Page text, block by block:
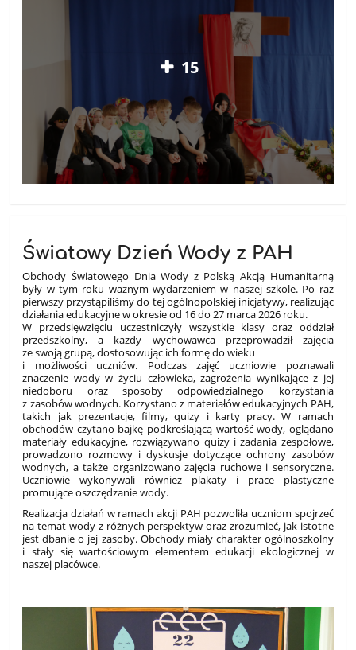
15
Światowy Dzień Wody z PAH
Obchody Światowego Dnia Wody z Polską Akcją Humanitarną
były w tym roku ważnym wydarzeniem w naszej szkole. Po raz
pierwszy przystąpiliśmy do tej ogólnopolskiej inicjatywy, realizując
działania edukacyjne w okresie od 16 do 27 marca 2026 roku.
W przedsięwzięciu uczestniczyły wszystkie klasy oraz oddział
przedszkolny, a każdy wychowawca przeprowadził zajęcia
ze swoją grupą, dostosowując ich formę do wieku
i możliwości uczniów. Podczas zajęć uczniowie poznawali
znaczenie wody w życiu człowieka, zagrożenia wynikające z jej
niedoboru oraz sposoby odpowiedzialnego korzystania
z zasobów wodnych. Korzystano z materiałów edukacyjnych PAH,
takich jak prezentacje, filmy, quizy i karty pracy. W ramach
obchodów czytano bajkę podkreślającą wartość wody, oglądano
materiały edukacyjne, rozwiązywano quizy i zadania zespołowe,
prowadzono rozmowy i dyskusje dotyczące ochrony zasobów
wodnych, a także organizowano zajęcia ruchowe i sensoryczne.
Uczniowie wykonywali również plakaty i prace plastyczne
promujące oszczędzanie wody.
Realizacja działań w ramach akcji PAH pozwoliła uczniom spojrzeć
na temat wody z różnych perspektyw oraz zrozumieć, jak istotne
jest dbanie o jej zasoby. Obchody miały charakter ogólnoszkolny
i stały się wartościowym elementem edukacji ekologicznej w
naszej placówce.